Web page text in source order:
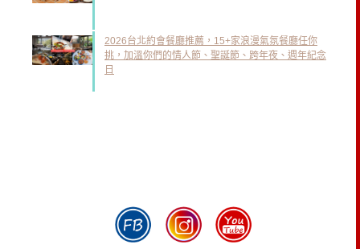
2026台北約會餐廳推薦，15+家浪漫氣氛餐廳任你
挑，加溫你們的情人節、聖誕節、跨年夜、週年紀念
日